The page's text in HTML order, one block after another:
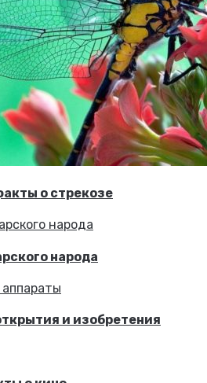
о стрекозе
народа
и изобретения